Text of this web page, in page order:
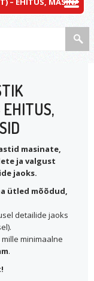
masinate,
ja valgust
jaoks.
ütled mõõdud,
detailide jaoks
mille minimaalne
.